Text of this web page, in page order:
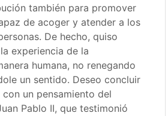
también para promover
de acoger y atender a los
De hecho, quiso
experiencia de la
humana, no renegando
un sentido. Deseo concluir
un pensamiento del
Pablo II, que testimonió